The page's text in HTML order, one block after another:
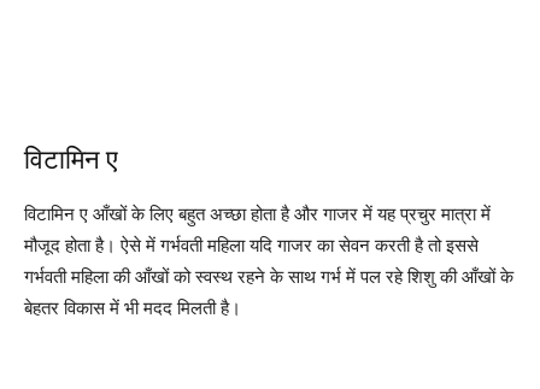
विटामिन ए
विटामिन ए आँखों के लिए बहुत अच्छा होता है और गाजर में यह प्रचुर मात्रा में
मौजूद होता है। ऐसे में गर्भवती महिला यदि गाजर का सेवन करती है तो इससे
गर्भवती महिला की आँखों को स्वस्थ रहने के साथ गर्भ में पल रहे शिशु की आँखों के
बेहतर विकास में भी मदद मिलती है।